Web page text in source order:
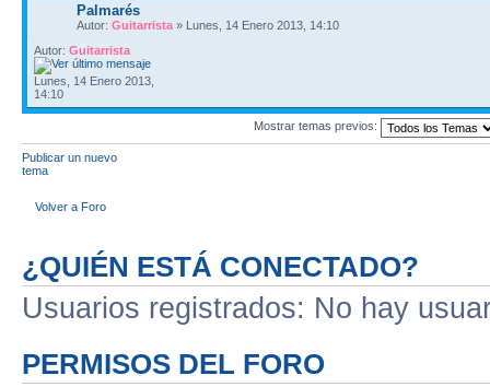
Palmarés
Autor: Guitarrista » Lunes, 14 Enero 2013, 14:10
Autor: Guitarrista
Lunes, 14 Enero 2013,
14:10
Mostrar temas previos:
Publicar un nuevo
tema
Volver a Foro
¿QUIÉN ESTÁ CONECTADO?
Usuarios registrados: No hay
PERMISOS DEL FORO